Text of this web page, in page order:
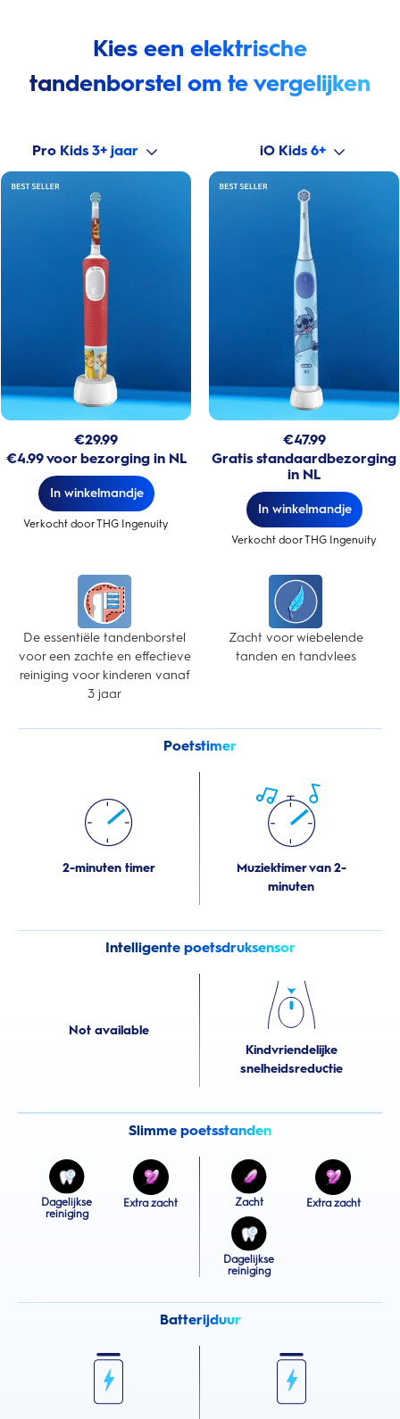
Kies een elektrische
tandenborstel om te vergelijken
Pro Kids 3+ jaar
€29.99
€4.99 voor bezorging in NL
In winkelmandje
Verkocht door THG Ingenuity
iO Kids 6+
€47.99
Gratis standaardbezorging
in NL
In winkelmandje
Verkocht door THG Ingenuity
De essentiële tandenborstel
voor een zachte en effectieve
reiniging voor kinderen vanaf
3 jaar
Zacht voor wiebelende
tanden en tandvlees
Poetstimer
2-minuten timer
Muziektimer van 2-
minuten
Intelligente poetsdruksensor
Not available
Kindvriendelijke
snelheidsreductie
Slimme poetsstanden
Dagelijkse
reiniging
Extra zacht Zacht Extra zacht
Dagelijkse
reiniging
Batterijduur